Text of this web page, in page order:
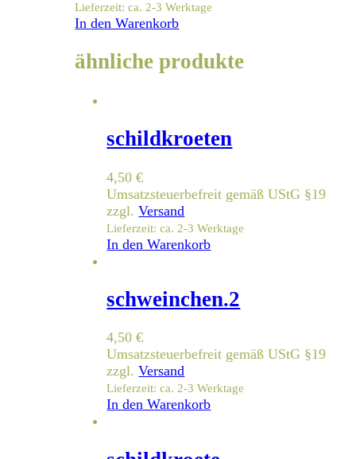
Lieferzeit: ca. 2-3 Werktage
In den Warenkorb
ähnliche produkte
schildkroeten
4,50€
Umsatzsteuerbefreit gemäß UStG §19
zzgl.Versand
Lieferzeit: ca. 2-3 Werktage
In den Warenkorb
schweinchen.2
4,50€
Umsatzsteuerbefreit gemäß UStG §19
zzgl.Versand
Lieferzeit: ca. 2-3 Werktage
In den Warenkorb